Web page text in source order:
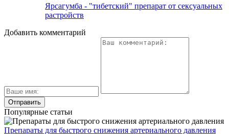
Ярсагумба - "тибетский" препарат от сексуальных
растройств
Добавить комментарий
Популярные статьи
Препараты для быстрого снижения артериального давления